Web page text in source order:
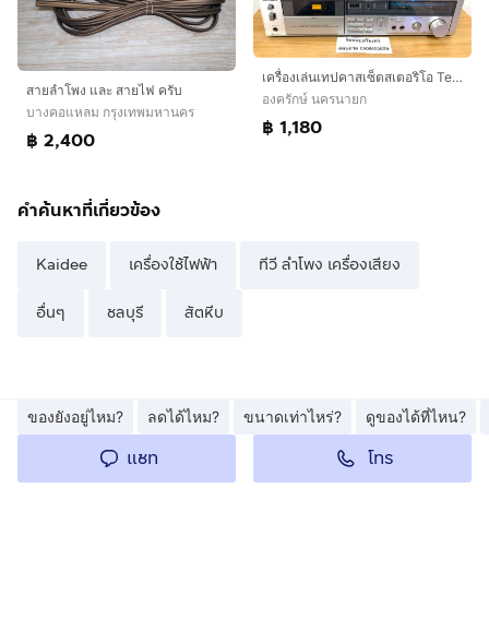
สายลําโพง และ สายไฟ ครับ
บางคอแหลม กรุงเทพมหานคร
฿ 2,400
เครื่องเล่นเทปคาสเซ็ตสเตอริโอ Technics RS-B21 ใช้งานปกติ
องครักษ์ นครนายก
฿ 1,180
คำค้นหาที่เกี่ยวข้อง
Kaidee เครื่องใช้ไฟฟ้า ทีวี ลำโพง เครื่องเสียง
อื่นๆ ชลบุรี สัตหีบ
ของยังอยู่ไหม? ลดได้ไหม? ขนาดเท่าไหร่? ดูของได้ที่ไหน?
แชท โทร